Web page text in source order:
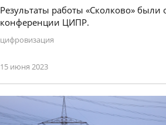
Результаты работы «Сколково» были
конференции ЦИПР.
цифровизация
15 июня 2023